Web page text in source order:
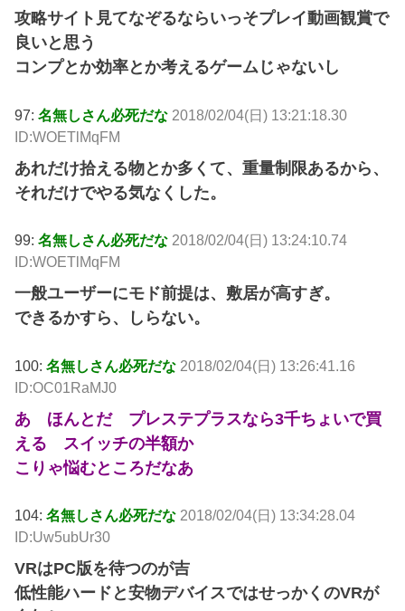
攻略サイト見てなぞるならいっそプレイ動画観賞で
良いと思う
コンプとか効率とか考えるゲームじゃないし
97:名無しさん必死だな 2018/02/04(日) 13:21:18.30
ID:WOETlMqFM
あれだけ拾える物とか多くて、重量制限あるから、
それだけでやる気なくした。
99:名無しさん必死だな 2018/02/04(日) 13:24:10.74
ID:WOETlMqFM
一般ユーザーにモド前提は、敷居が高すぎ。
できるかすら、しらない。
100:名無しさん必死だな 2018/02/04(日) 13:26:41.16
ID:OC01RaMJ0
あ ほんとだ プレステプラスなら3千ちょいで買
える スイッチの半額か
こりゃ悩むところだなあ
104:名無しさん必死だな 2018/02/04(日) 13:34:28.04
ID:Uw5ubUr30
VRはPC版を待つのが吉
低性能ハードと安物デバイスではせっかくのVRが